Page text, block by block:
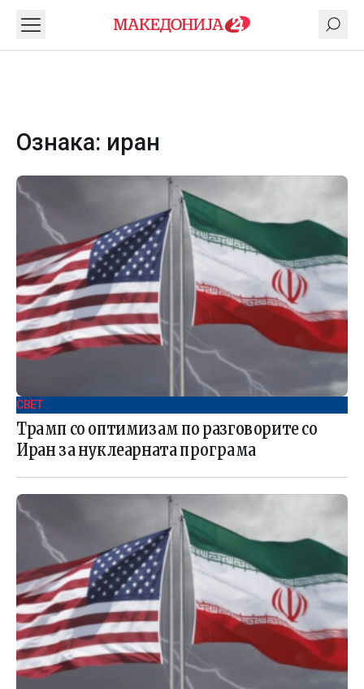
Ознака: иран
СВЕТ .
Трамп со оптимизам по разговорите со
Иран за нуклеарната програма